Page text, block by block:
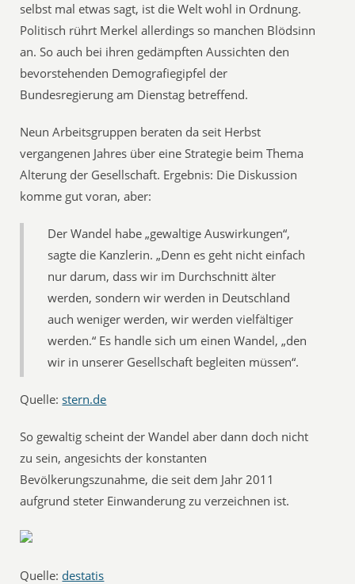
selbst mal etwas sagt, ist die Welt wohl in Ordnung.
Politisch rührt Merkel allerdings so manchen Blödsinn
an. So auch bei ihren gedämpften Aussichten den
bevorstehenden Demografiegipfel der
Bundesregierung am Dienstag betreffend.
Neun Arbeitsgruppen beraten da seit Herbst
vergangenen Jahres über eine Strategie beim Thema
Alterung der Gesellschaft. Ergebnis: Die Diskussion
komme gut voran, aber:
Der Wandel habe „gewaltige Auswirkungen“,
sagte die Kanzlerin. „Denn es geht nicht einfach
nur darum, dass wir im Durchschnitt älter
werden, sondern wir werden in Deutschland
auch weniger werden, wir werden vielfältiger
werden.“ Es handle sich um einen Wandel, „den
wir in unserer Gesellschaft begleiten müssen“.
Quelle:stern.de
So gewaltig scheint der Wandel aber dann doch nicht
zu sein, angesichts der konstanten
Bevölkerungszunahme, die seit dem Jahr 2011
aufgrund steter Einwanderung zu verzeichnen ist.
Quelle: destatis